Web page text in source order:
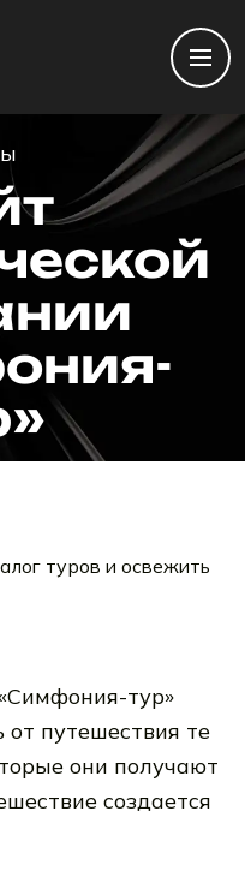
туров и освежить
тур»
путешествия те
они получают
создается